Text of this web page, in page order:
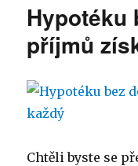
Hypotéku
příjmů
Chtěli byste se